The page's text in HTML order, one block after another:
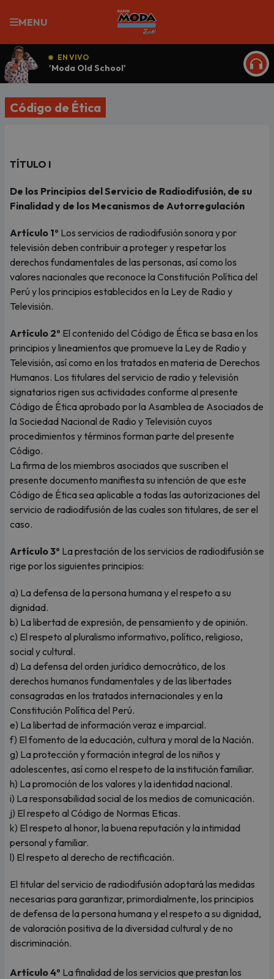
MENU
EN VIVO
'Moda Old School'
Código de Ética
TÍTULO I
De los Principios del Servicio de Radiodifusión, de su
Finalidad y de los Mecanismos de Autorregulación
Artículo 1º Los servicios de radiodifusión sonora y por
televisión deben contribuir a proteger y respetar los
derechos fundamentales de las personas, así como los
valores nacionales que reconoce la Constitución Política del
Perú y los principios establecidos en la Ley de Radio y
Televisión.
Artículo 2º El contenido del Código de Ética se basa en los
principios y lineamientos que promueve la Ley de Radio y
Televisión, así como en los tratados en materia de Derechos
Humanos. Los titulares del servicio de radio y televisión
signatarios rigen sus actividades conforme al presente
Código de Ética aprobado por la Asamblea de Asociados de
la Sociedad Nacional de Radio y Televisión cuyos
procedimientos y términos forman parte del presente
Código.
La firma de los miembros asociados que suscriben el
presente documento manifiesta su intención de que este
Código de Ética sea aplicable a todas las autorizaciones del
servicio de radiodifusión de las cuales son titulares, de ser el
caso.
Artículo 3º La prestación de los servicios de radiodifusión se
rige por los siguientes principios:
a) La defensa de la persona humana y el respeto a su
dignidad.
b) La libertad de expresión, de pensamiento y de opinión.
c) El respeto al pluralismo informativo, político, religioso,
social y cultural.
d) La defensa del orden jurídico democrático, de los
derechos humanos fundamentales y de las libertades
consagradas en los tratados internacionales y en la
Constitución Política del Perú.
e) La libertad de información veraz e imparcial.
f) El fomento de la educación, cultura y moral de la Nación.
g) La protección y formación integral de los niños y
adolescentes, así como el respeto de la institución familiar.
h) La promoción de los valores y la identidad nacional.
i) La responsabilidad social de los medios de comunicación.
j) El respeto al Código de Normas Eticas.
k) El respeto al honor, la buena reputación y la intimidad
personal y familiar.
l) El respeto al derecho de rectificación.
El titular del servicio de radiodifusión adoptará las medidas
necesarias para garantizar, primordialmente, los principios
de defensa de la persona humana y el respeto a su dignidad,
de valoración positiva de la diversidad cultural y de no
discriminación.
Artículo 4º La finalidad de los servicios que prestan los